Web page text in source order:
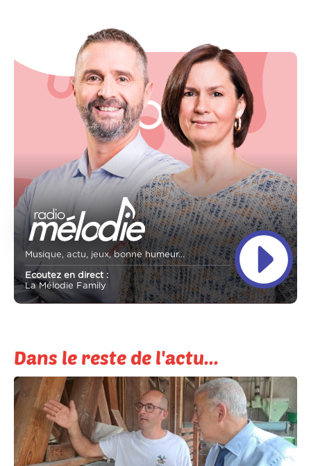
Musique, actu, jeux, bonne humeur...
Ecoutez en direct :
La Mélodie Family
Dans le reste de l'actu...